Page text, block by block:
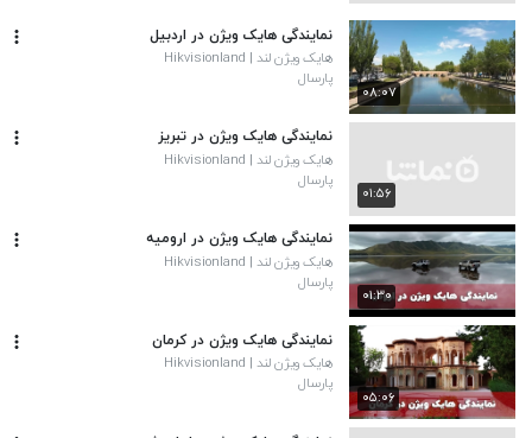
۰۸:۰۷
نمایندگی هایک ویژن در اردبیل
هایک ویژن لند | Hikvisionland
پارسال
۰۱:۵۶
نمایندگی هایک ویژن در تبریز
هایک ویژن لند | Hikvisionland
پارسال
۰۱:۳۰
نمایندگی هایک ویژن در ارومیه
هایک ویژن لند | Hikvisionland
پارسال
۰۵:۰۶
نمایندگی هایک ویژن در کرمان
هایک ویژن لند | Hikvisionland
پارسال